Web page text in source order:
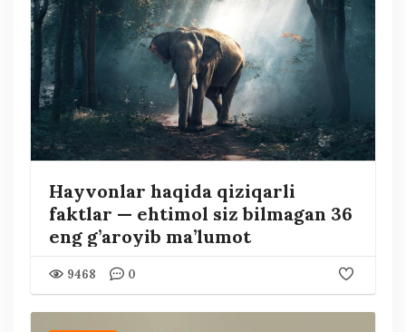
Hayvonlar haqida qiziqarli
faktlar — ehtimol siz bilmagan 36
eng g’aroyib ma’lumot
9468 0